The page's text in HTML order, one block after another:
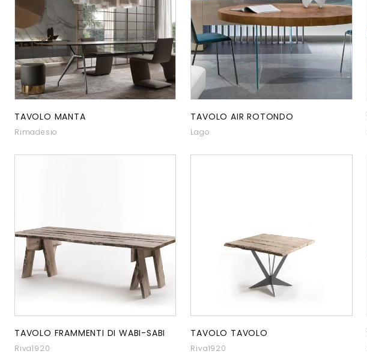
TAVOLO MANTA
Rimadesio
TAVOLO AIR ROTONDO
Lago
TAVOLO FRAMMENTI DI WABI-SABI
Riva1920
TAVOLO TAVOLO
Riva1920